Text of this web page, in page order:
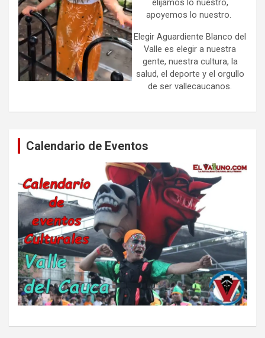
elijamos lo nuestro,
apoyemos lo nuestro.
Elegir Aguardiente Blanco del
Valle es elegir a nuestra
gente, nuestra cultura, la
salud, el deporte y el orgullo
de ser vallecaucanos.
Calendario de Eventos